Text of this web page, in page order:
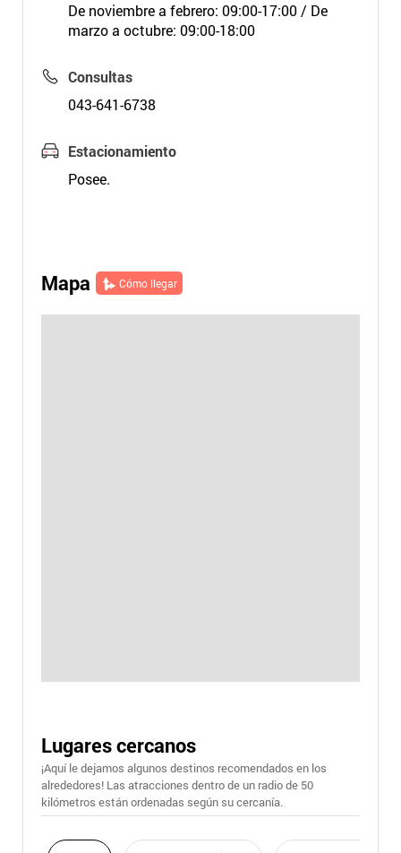
De noviembre a febrero: 09:00-17:00 / De
marzo a octubre: 09:00-18:00
Consultas
043-641-6738
Estacionamiento
Posee.
Mapa Cómo llegar
Lugares cercanos
¡Aquí le dejamos algunos destinos recomendados en los
alrededores! Las atracciones dentro de un radio de 50
kilómetros están ordenadas según su cercanía.